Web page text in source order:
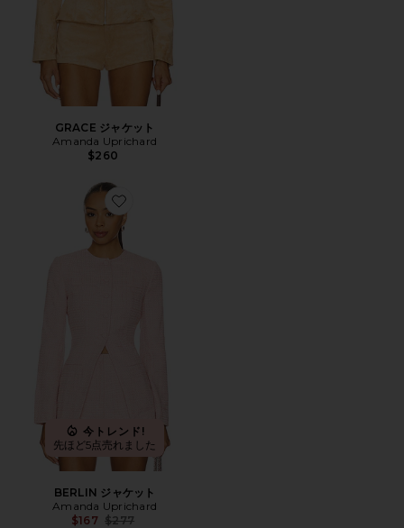
GRACE ジャケット
Amanda Uprichard
$260
Favorite BERLIN ジャケット
今トレンド!
先ほど5点売れました
BERLIN ジャケット
Amanda Uprichard
$167 Previous price:
$277